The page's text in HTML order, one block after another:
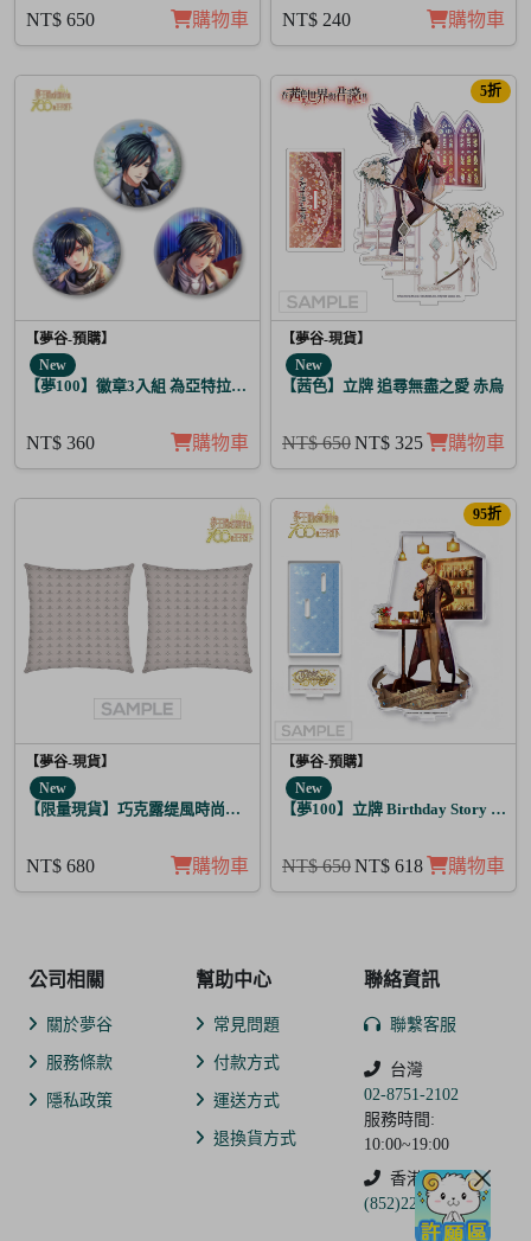
NT$ 650 購物車 NT$ 240 購物車
【夢谷-預購】
New
【夢100】徽章3入組 為亞特拉斯的聖夜點燃夢之火 伊凡
NT$ 360 購物車
5折
【夢谷-現貨】
New
【茜色】立牌 追尋無盡之愛 赤烏
NT$ 650NT$ 325 購物車
【夢谷-現貨】
New
【限量現貨】巧克露缇風時尚圖紋抱枕
NT$ 680 購物車
95折
【夢谷-預購】
New
【夢100】立牌 Birthday Story 弗雷
NT$ 650NT$ 618 購物車
公司相關
關於夢谷
服務條款
隱私政策
幫助中心
常見問題
付款方式
運送方式
退換貨方式
聯絡資訊
聯繫客服
台灣
02-8751-2102
服務時間:
10:00~19:00
香港
(852)2250-9311